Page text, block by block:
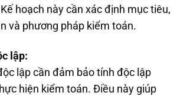
hoạch này cần xác định mục tiêu,
và phương pháp kiểm toán.
lập:
lập cần đảm bảo tính độc lập
hiện kiểm toán. Điều này giúp